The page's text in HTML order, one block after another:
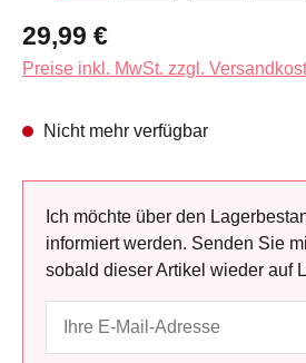
Regulärer Preis:
29,99 €
Preise inkl. MwSt. zzgl.
Nicht mehr verfügbar
Ich möchte über den
informiert werden. Senden Sie
sobald dieser Artikel wieder auf